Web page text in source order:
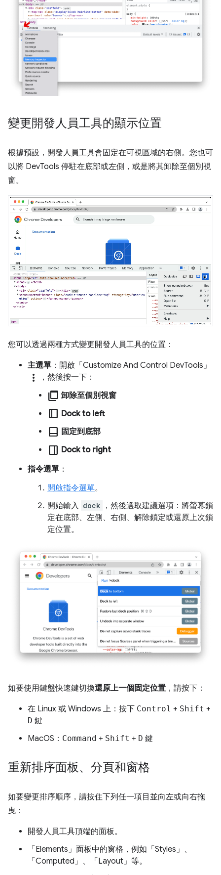
變更開發人員工具的顯示位置
根據預設，開發人員工具會固定在可視區域的右側。您也可
以將 DevTools 停駐在底部或左側，或是將其卸除至個別視
窗。
您可以透過兩種方式變更開發人員工具的位置：
主選單 ：開啟「Customize And Control DevTools」
more_vert ，然後按一下：
ad_group 卸除至個別視窗
dock_to_right Dock to left
dock_to_bottom 固定到底部
dock_to_left Dock to right
指令選單 ：
開啟指令選單。
開始輸入 dock
，然後選取建議選項：將螢幕鎖
定在底部、左側、右側、解除鎖定或還原上次鎖
定位置。
如要使用鍵盤快速鍵切換還原上一個固定位置 ，請按下：
在 Linux 或 Windows 上：按下 Control + Shift +
D 鍵
MacOS： Command + Shift + D 鍵
重新排序面板、分頁和窗格
如要變更排序順序，請按住下列任一項目並向左或向右拖
曳：
開發人員工具頂端的面板。
「Elements」 面板中的窗格，例如「Styles」 、
「Computed」 、「Layout」 等。